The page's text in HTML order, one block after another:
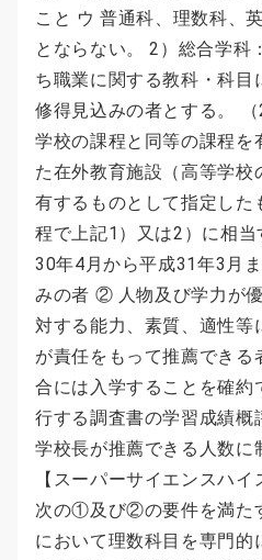
こと ウ 普通科、理数科、
とならない。 2）総合学科
ち職業に関する教科・科目
修得見込みの者とする。
学校の課程と同等の課程を
た在外教育施設（高等学校
有するものとして指定した
程で上記1）又は2）に相
30年4月から平成31年3月
みの者 ② 人物及び学力が
対する能力、素質、適性
が責任をもって推薦でき
合には入学することを確
行する調査書の学習成績概
学校長が推薦できる人数に
【スーパーサイエンスハイ
次の①及び②の要件を満た
において理数科目を専門的